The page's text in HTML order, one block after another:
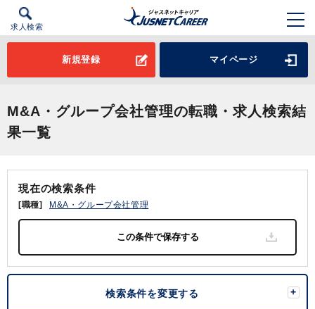
求人検索
新規登録 マイページ
M&A・グループ会社管理の転職・求人検索結
果一覧
現在の検索条件
[職種] M&A・グループ会社管理
検索条件を変更する